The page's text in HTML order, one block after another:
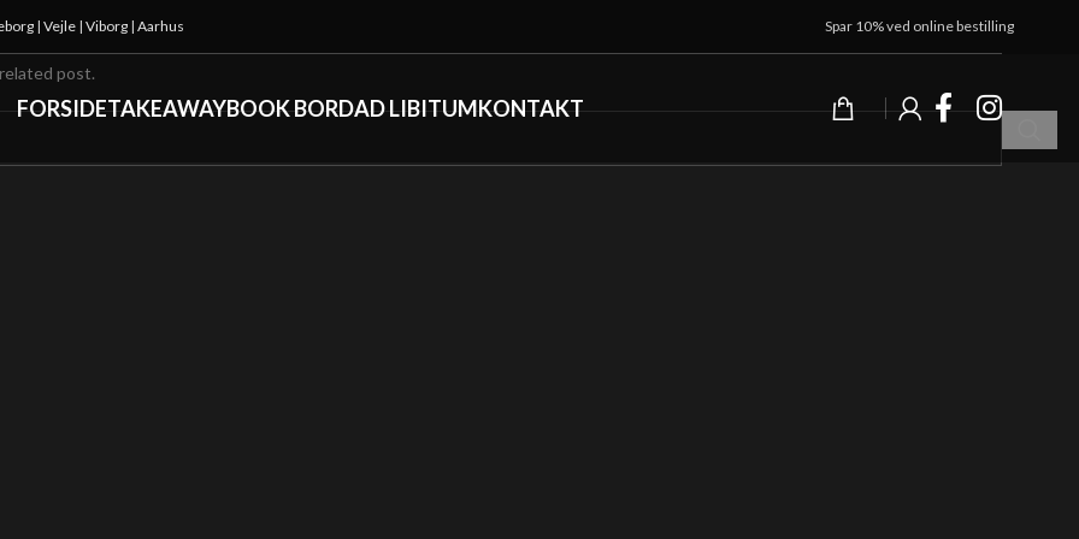
| Vejle | Viborg | Aarhus Spar 10% ved online bestilling
FORSIDETAKEAWAYBOOK BORDAD LIBITUMKONTAKT
post.